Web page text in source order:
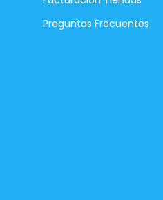
Preguntas Frecuentes